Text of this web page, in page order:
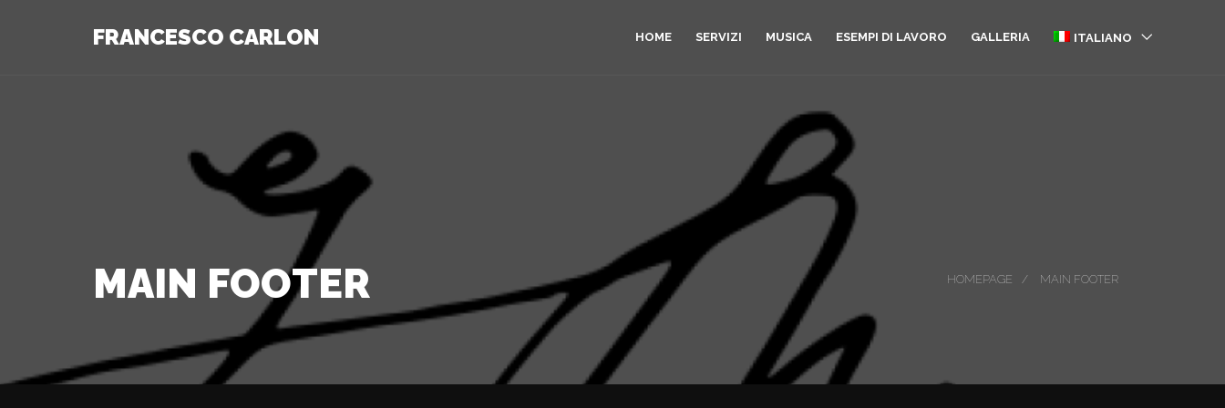
FRANCESCO CARLON HOME SERVIZI MUSICA ESEMPI DI LAVORO GALLERIA ITALIANO
MAIN FOOTER HOMEPAGE MAIN FOOTER